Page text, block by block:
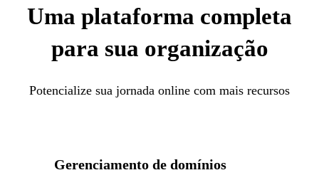
Uma plataforma completa
para sua organização
Potencialize sua jornada online com mais recursos
Gerenciamento de domínios